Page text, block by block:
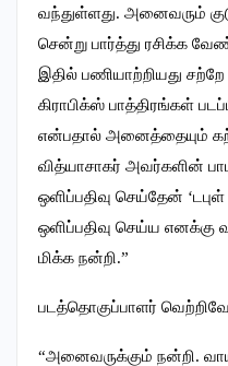
வந்துள்ளது. அனைவரும்
சென்று பார்த்து ரசிக்க
இதில் பணியாற்றியது
கிராபிக்ஸ் பாத்திரங்கள்
என்பதால் அனைத்தையும்
வித்யாசாகர் அவர்களின்
ஒளிப்பதிவு செய்தேன்
ஒளிப்பதிவு செய்ய
மிக்க நன்றி.”
படத்தொகுப்பாளர்
“அனைவருக்கும் நன்றி.